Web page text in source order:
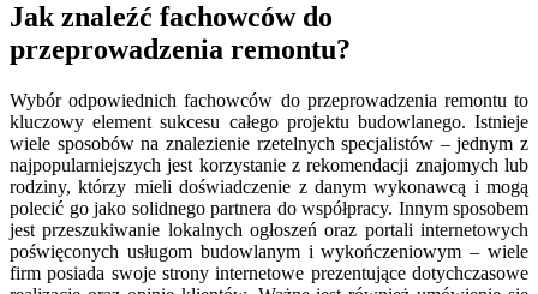
Jak znaleźć fachowców do
przeprowadzenia remontu?
Wybór odpowiednich fachowców do przeprowadzenia remontu to
kluczowy element sukcesu całego projektu budowlanego. Istnieje
wiele sposobów na znalezienie rzetelnych specjalistów – jednym z
najpopularniejszych jest korzystanie z rekomendacji znajomych lub
rodziny, którzy mieli doświadczenie z danym wykonawcą i mogą
polecić go jako solidnego partnera do współpracy. Innym sposobem
jest przeszukiwanie lokalnych ogłoszeń oraz portali internetowych
poświęconych usługom budowlanym i wykończeniowym – wiele
firm posiada swoje strony internetowe prezentujące dotychczasowe